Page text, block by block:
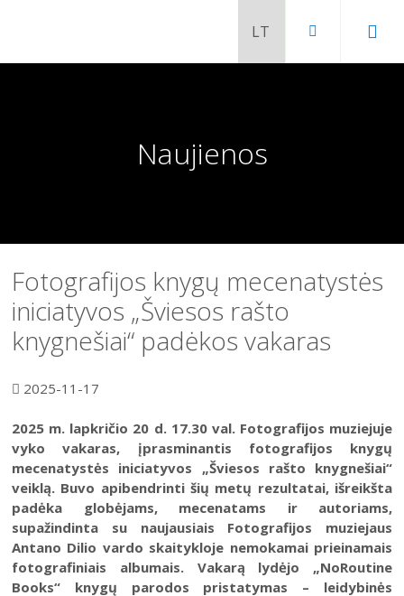
Chaimo Frenkelio vila-muziejus
Fotografijos muziejus
Dviračių muziejus
Radijo ir televizijos muziejus
Žaliūkių malūnininko sodyba-muziejus
Poeto Jovaro namas-muziejus
Fotografijos muziejaus ekspozicija
Venclauskių namų-muziejaus ekspozicija
Chaimo Frenkelio vilos-muziejaus
Žaliūkių malūnininko sodybos-muziejaus
Dviračių muziejaus ekspozicija
Radijo ir televizijos muziejaus ekspozicija
Šiuo metu veikiančios parodos
Kilnojamos parodos
Virtualiosios parodos
Parodų archyvas
Virtualios galerijos
Bilietų kainos
Padalinių darbo laikas
Kainoraštis
Mano ir mūsų istorija
Vaikams
Suaugusiesiems
Šiaulių m. sav. kultūros krepšelis
PRANTR KEPEŠESE
Naujienos
Fotografijos knygų mecenatystės
iniciatyvos „Šviesos rašto
knygnešiai“ padėkos vakaras
2025-11-17
2025 m. lapkričio 20 d. 17.30 val. Fotografijos muziejuje
vyko vakaras, įprasminantis fotografijos knygų
mecenatystės iniciatyvos „Šviesos rašto knygnešiai“
veiklą. Buvo apibendrinti šių metų rezultatai, išreikšta
padėka globėjams, mecenatams ir autoriams,
supažindinta su naujausiais Fotografijos muziejaus
Antano Dilio vardo skaitykloje nemokamai prieinamais
fotografiniais albumais. Vakarą lydėjo „NoRoutine
Books“ knygų parodos pristatymas – leidybinės